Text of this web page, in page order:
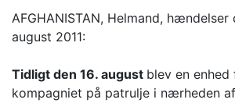
AFGHANISTAN, Helmand, hændelser
august 2011:
Tidligt den 16. august blev en
kompagniet på patrulje i nærheden